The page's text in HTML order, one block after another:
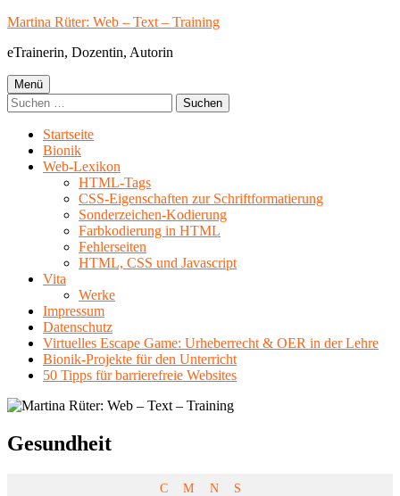
Springe
Inhalt
Martina Rüter: Web – Text – Training
eTrainerin, Dozentin, Autorin
Primäres
Menü
Menü
Suchen
nach:
Startseite
Bionik
Web-Lexikon
HTML-Tags
CSS-Eigenschaften zur Schriftformatierung
Sonderzeichen-Kodierung
Farbkodierung in HTML
Fehlerseiten
HTML, CSS und Javascript
Vita
Werke
Impressum
Datenschutz
Virtuelles Escape Game: Urheberrecht & OER in der Lehre
Bionik-Projekte für den Unterricht
50 Tipps für barrierefreie Websites
Schlagwort:
Gesundheit
C M N S